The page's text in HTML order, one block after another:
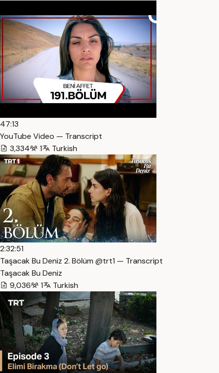
47:13
YouTube Video — Transcript
3,334
1 Turkish
2:32:51
Taşacak Bu Deniz 2. Bölüm @trt1 — Transcript
Taşacak Bu Deniz
9,036
1 Turkish